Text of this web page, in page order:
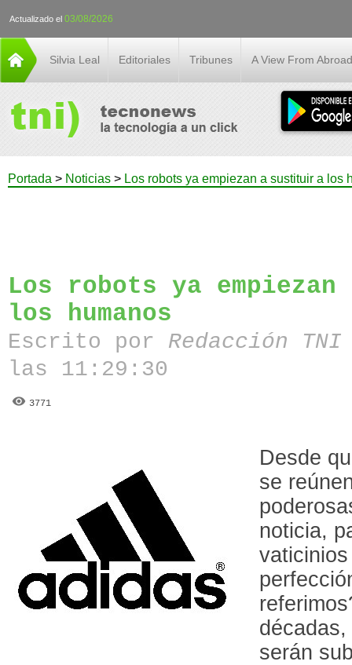
Actualizado el 03/08/2026
Silvia Leal Editoriales Tribunes A View From Abroad
Portada > Noticias > Los robots ya empiezan a sustituir a los
Los robots ya
los humanos
Escrito por Redacción
las 11:29:30
3771
Desde
se
noticia,
serán